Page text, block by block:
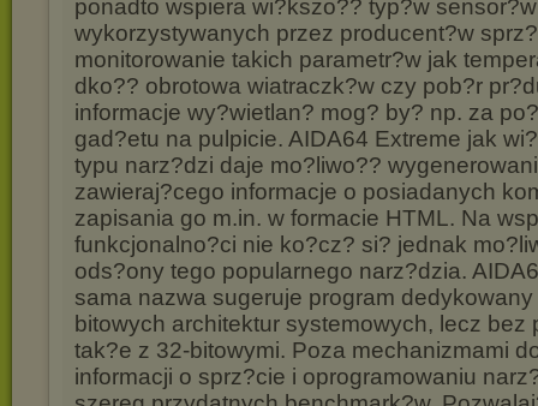
ponadto wspiera wi?kszo?? typ?w sensor?w
wykorzystywanych przez producent?w
monitorowanie takich parametr?w jak
dko?? obrotowa wiatraczk?w czy pob?r
informacje wy?wietlan? mog? by? np. za
gad?etu na pulpicie. AIDA64 Extreme jak
typu narz?dzi daje mo?liwo??
zawieraj?cego informacje o posiadanych
zapisania go m.in. w formacie HTML. Na
funkcjonalno?ci nie ko?cz? si? jednak
ods?ony tego popularnego narz?dzia.
sama nazwa sugeruje program
bitowych architektur systemowych, lecz bez
tak?e z 32-bitowymi. Poza mechanizmami
informacji o sprz?cie i oprogramowaniu